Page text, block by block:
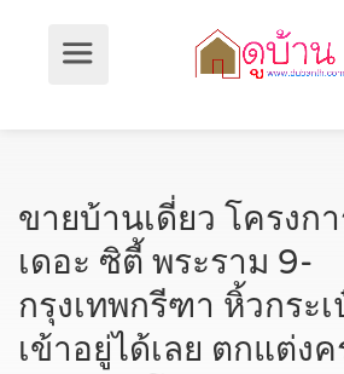
ขายบ้านเดี่ยว โครงก
เดอะ ซิตี้ พระราม 9-
กรุงเทพกรีฑา หิ้วกระเ
เข้าอยู่ได้เลย ตกแต่งค